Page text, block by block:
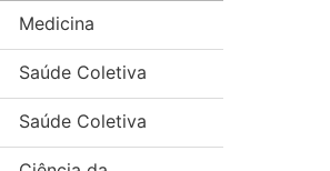
Medicina
Saúde Coletiva
Saúde Coletiva